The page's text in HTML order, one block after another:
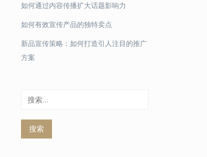
如何通过内容传播扩大话题影响力
如何有效宣传产品的独特卖点
新品宣传策略：如何打造引人注目的推广
方案